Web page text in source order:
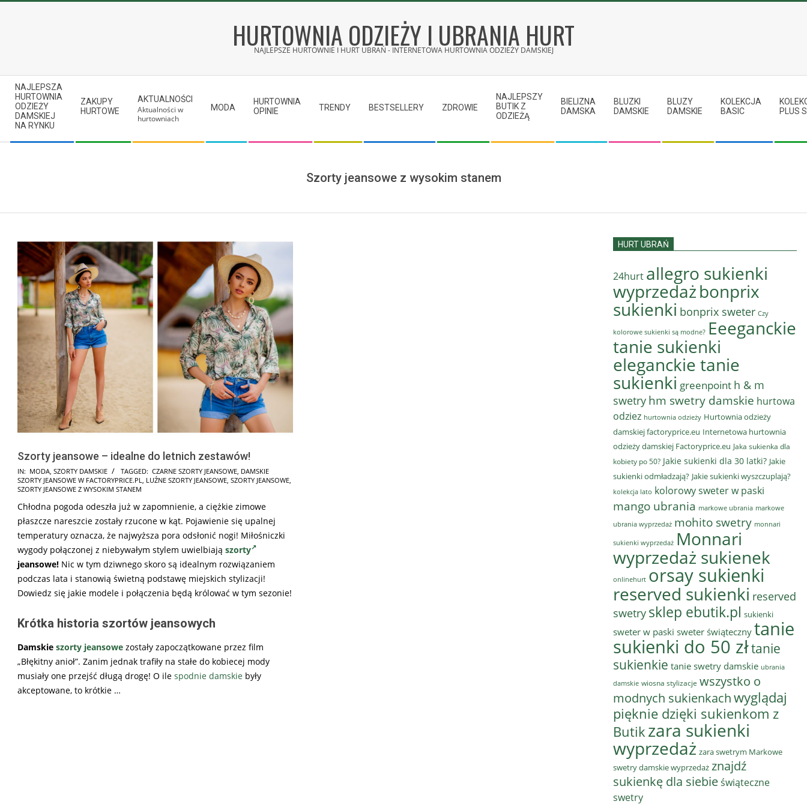
HURTOWNIA ODZIEŻY I UBRANIA HURT
NAJLEPSZE HURTOWNIE I HURT UBRAŃ - INTERNETOWA HURTOWNIA ODZIEŻY DAMSKIEJ
Secondary
Navigation
Menu
NAJLEPSZA
HURTOWNIA
ODZIEŻY
DAMSKIEJ
NA RYNKU
ZAKUPY
HURTOWE
AKTUALNOŚCI
Aktualności w
hurtowniach
MODA
HURTOWNIA
OPINIE
TRENDY BESTSELLERY ZDROWIE
NAJLEPSZY
BUTIK Z
ODZIEŻĄ
BIELIZNA
DAMSKA
BLUZKI
DAMSKIE
BLUZY
DAMSKIE
KOLEKCJA
BASIC
PLUS
Szorty jeansowe z wysokim stanem
Szorty jeansowe – idealne do letnich zestawów!
2021-
06-
IN: MODA SZORTY DAMSKIE TAGGED: CZARNE SZORTY JEANSOWE DAMSKIE
SZORTY JEANSOWE W FACTORYPRICE.PL
LUŹNE SZORTY JEANSOWE SZORTY JEANSOWE
SZORTY JEANSOWE Z WYSOKIM STANEM
Chłodna pogoda odeszła już w zapomnienie, a ciężkie zimowe
płaszcze nareszcie zostały rzucone w kąt. Pojawienie się upalnej
temperatury oznacza, że najwyższa pora odsłonić nogi! Miłośniczki
wygody połączonej z niebywałym stylem uwielbiają szorty
jeansowe! Nic w tym dziwnego skoro są idealnym rozwiązaniem
podczas lata i stanowią świetną podstawę miejskich stylizacji!
Dowiedz się jakie modele i połączenia będą królować w tym sezonie!
Krótka historia szortów jeansowych
Damskie szorty jeansowe zostały zapoczątkowane przez film
„Błękitny anioł”. Zanim jednak trafiły na stałe do kobiecej mody
musiały one przejść długą drogę! O ile spodnie damskie były
akceptowane, to krótkie …
HURT UBRAŃ
24hurt allegro sukienki
wyprzedażbonprix
sukienki bonprix sweter Czy
kolorowe sukienki są modne? Eeeganckie
tanie sukienki
eleganckie tanie
sukienki greenpoint h & m
swetry hm swetry damskie hurtowa
odziez hurtownia odzieży Hurtownia odzieży
damskiej factoryprice.eu Internetowa hurtownia
odzieży damskiej Factoryprice.eu Jaka sukienka dla
kobiety po 50? Jakie sukienki dla 30 latki? Jakie
sukienki odmładzają? Jakie sukienki wyszczuplają?
kolekcja lato kolorowy sweter w paski
mango ubrania markowe ubrania markowe
ubrania wyprzedaż mohito swetry monnari
sukienki wyprzedaż Monnari
wyprzedaż sukienek
onlinehurt orsay sukienki
reserved sukienki reserved
swetry sklep ebutik.pl sukienki
sweter w paski sweter świątecznytanie
sukienki do 50 złtanie
sukienkie tanie swetry damskie ubrania
damskie wiosna stylizacje wszystko o
modnych sukienkachwyglądaj
pięknie dzięki sukienkom z
Butik zara sukienki
wyprzedaż zara swetrym Markowe
swetry damskie wyprzedaż znajdź
sukienkę dla siebieświąteczne
swetry